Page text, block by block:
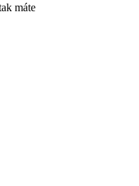
máte